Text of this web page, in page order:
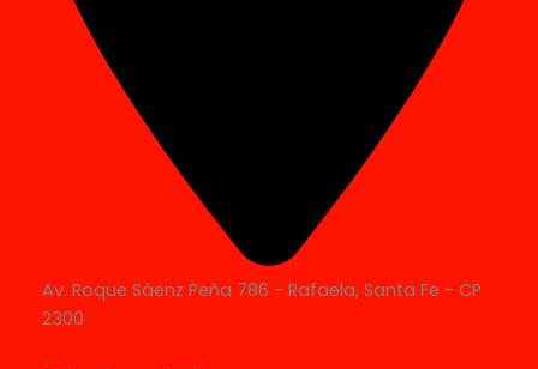
Av. Roque Sáenz Peña 786 - Rafaela, Santa Fe - CP
2300